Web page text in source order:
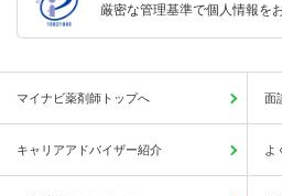
厳密な管理基準で個人情報を
マイナビ薬剤師トップへ 面
キャリアアドバイザー紹介 よ